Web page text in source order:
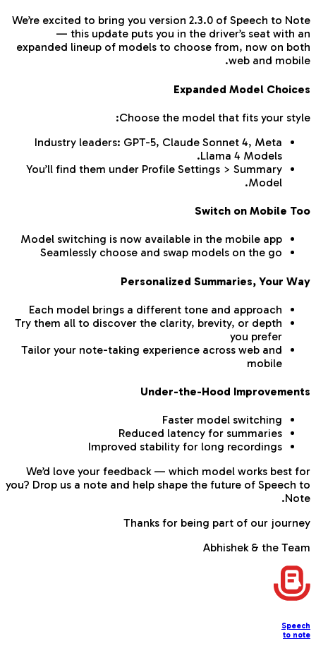
We’re excited to bring you version 2.3.0 of Speech to Note
— this update puts you in the driver’s seat with an
expanded lineup of models to choose from, now on both
web and mobile.
Expanded Model Choices
Choose the model that fits your style:
Industry leaders: GPT-5, Claude Sonnet 4, Meta
Llama 4 Models.
You’ll find them under Profile Settings > Summary
Model.
Switch on Mobile Too
Model switching is now available in the mobile app
Seamlessly choose and swap models on the go
Personalized Summaries, Your Way
Each model brings a different tone and approach
Try them all to discover the clarity, brevity, or depth
you prefer
Tailor your note-taking experience across web and
mobile
Under-the-Hood Improvements
Faster model switching
Reduced latency for summaries
Improved stability for long recordings
We’d love your feedback — which model works best for
you? Drop us a note and help shape the future of Speech to
Note.
Thanks for being part of our journey
Abhishek & the Team
Speech
to note